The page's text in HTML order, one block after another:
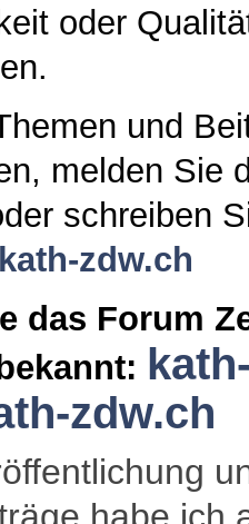
oder
und
melden Sie
schreiben
zdw.ch
das Forum
zdw.ch